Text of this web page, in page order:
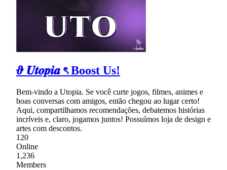
𝝑 𝑼𝒕𝒐𝒑𝒊𝒂 ৎ Boost Us!
Bem-vindo a Utopia. Se você curte jogos, filmes, animes e
boas conversas com amigos, então chegou ao lugar certo!
Aqui, compartilhamos recomendações, debatemos histórias
incríveis e, claro, jogamos juntos! Possuímos loja de design e
artes com descontos.
120
Online
1,236
Members